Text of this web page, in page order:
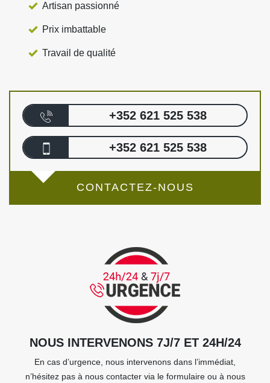
Artisan passionné
Prix imbattable
Travail de qualité
+352 621 525 538
+352 621 525 538
CONTACTEZ-NOUS
NOUS INTERVENONS 7J/7 ET 24H/24
En cas d’urgence, nous intervenons dans l’immédiat,
n’hésitez pas à nous contacter via le formulaire ou à nous